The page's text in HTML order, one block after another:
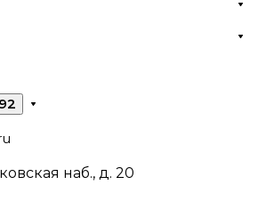
наб., д. 20